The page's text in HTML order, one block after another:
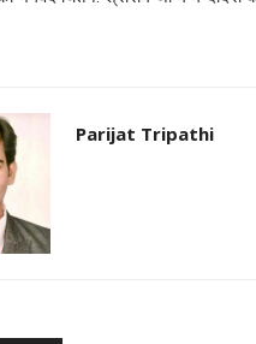
Parijat Tripathi